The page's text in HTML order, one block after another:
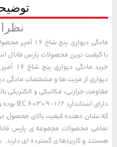
توضیحات
نظرات
مادگی دیواری پنج شاخ 16
ترین محصولات پارس فانال است.
خرید مادگی دیواری
حرارتی، مکانیکی و الکتریکی بالا
دهنده کیفیت بالای محصول در
محصولات مجموعه ی پارس فانال
و کاربردهای گسترده ای دارند. برای